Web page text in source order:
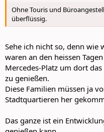
Ohne Touris und
überflüssig.
Sehe ich nicht so, denn wie
waren an den heissen
Mercedes-Platz um dort
zu genießen.
Diese Familien müssen ja
Stadtquartieren her
Das ganze ist ein